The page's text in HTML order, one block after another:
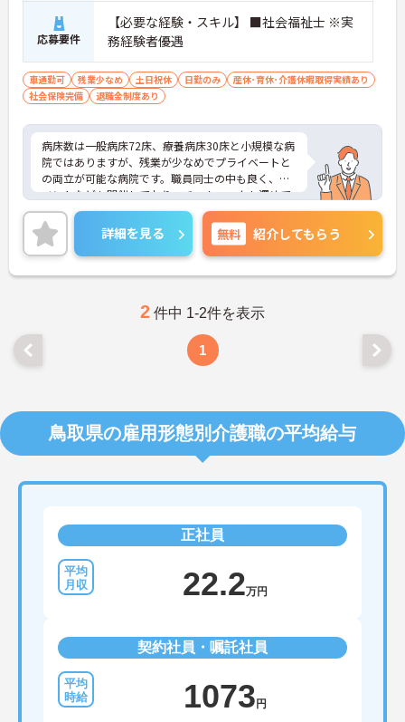
応募要件
【必要な経験・スキル】 ■社会福祉士 ※実
務経験者優遇
車通勤可 残業少なめ 土日祝休 日勤のみ
産休･育休･介護休暇取得実績あり
社会保険完備
退職金制度あり
病床数は一般病床72床、療養病床30床と小規模な病
院ではありますが、残業が少なめでプライベートと
の両立が可能な病院です。職員同士の中も良く、イ
ベントなども開催しており、チームワークも深めて
おります。ご興味のある方はぜひお気軽にお問い合
わせください詳細を見る 無料 紹介してもらう
2 件中 1-2件を表示
1
鳥取県の雇用形態別介護職の平均給与
正社員
22.2万円
契約社員・嘱託社員
1073 円